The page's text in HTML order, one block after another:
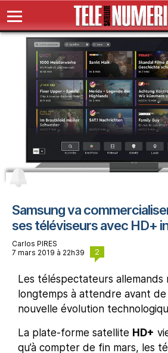
Samsung va
ses téléviseurs avec HD+
Carlos PIRES
7 mars 2019 à 22h39
2
Les téléspectateurs allemands
longtemps à attendre avant
nouvelle évolution
La plate-forme satellite HD+
qu’à compter de fin mars, les